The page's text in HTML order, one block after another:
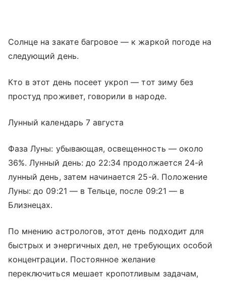
Солнце на закате багровое — к жаркой погоде на
следующий день.
Кто в этот день посеет укроп — тот зиму без
простуд проживет, говорили в народе.
Лунный календарь 7 августа
Фаза Луны: убывающая, освещенность — около
36%. Лунный день: до 22:34 продолжается 24-й
лунный день, затем начинается 25-й. Положение
Луны: до 09:21 — в Тельце, после 09:21 — в
Близнецах.
По мнению астрологов, этот день подходит для
быстрых и энергичных дел, не требующих особой
концентрации. Постоянное желание
переключиться мешает кропотливым задачам,